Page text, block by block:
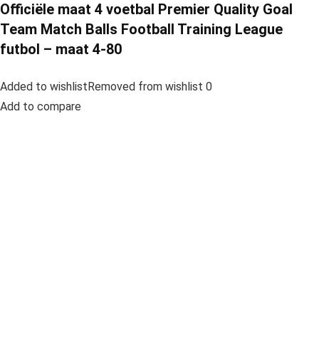
Officiële maat 4 voetbal Premier Quality Goal
Team Match Balls Football Training League
futbol – maat 4-80
Added to wishlistRemoved from wishlist 0
Add to compare